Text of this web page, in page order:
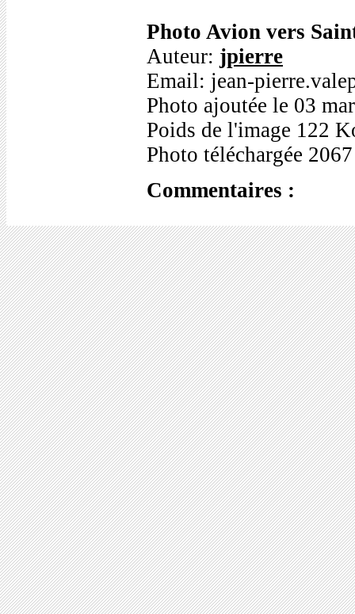
Photo Avion vers
Auteur: jpierre
Email: jean-
Photo ajoutée le 03
Poids de l'image 122
Photo téléchargée
Commentaires :